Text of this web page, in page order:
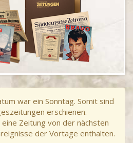
war ein Sonntag. Somit sind
erschienen.
Zeitung von der nächsten
der Vortage enthalten.